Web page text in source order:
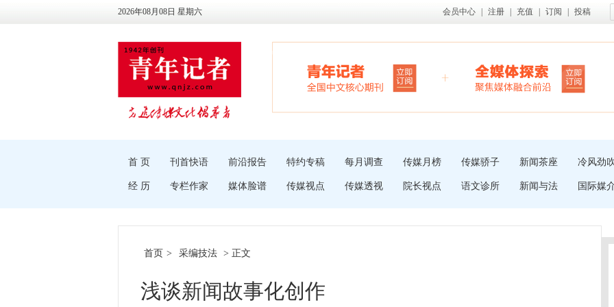
2026年08月08日 星期六 会员中心 注册 充值 订阅 投稿
首 页 刊首快语 前沿报告 特约专稿 每月调查 传媒月榜 传媒骄子 新闻茶座 冷风劲
经 历 专栏作家 媒体脸谱 传媒视点 传媒透视 院长视点 语文诊所 新闻与法 国际媒
首页 > 采编技法 > 正文
浅谈新闻故事化创作